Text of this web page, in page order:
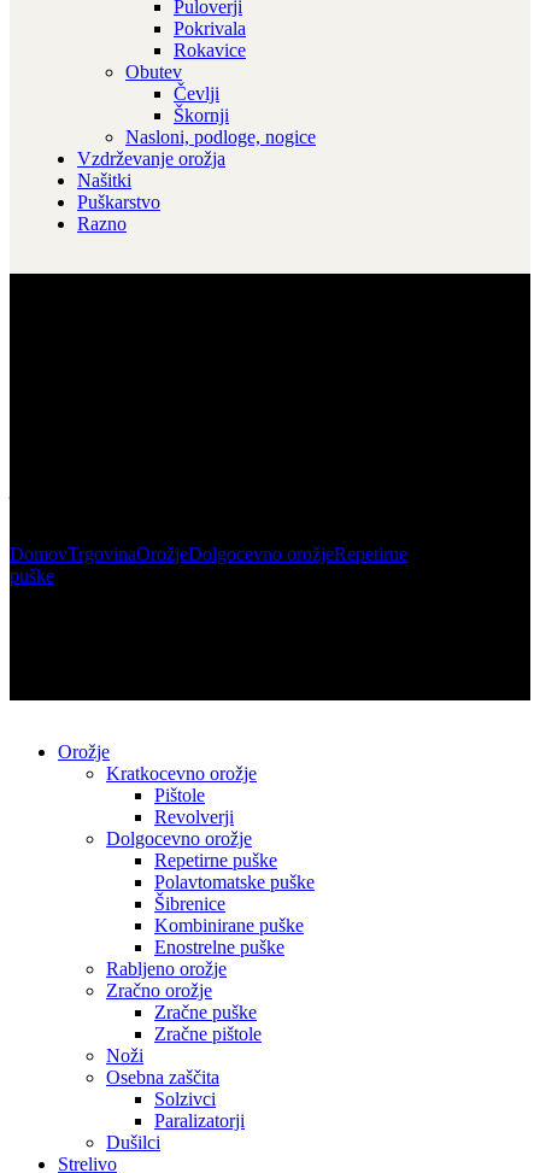
Puloverji
Pokrivala
Rokavice
Obutev
Čevlji
Škornji
Nasloni, podloge, nogice
Vzdrževanje orožja
Našitki
Puškarstvo
Razno
DomovTrgovinaOrožjeDolgocevno orožjeRepetirne
puške
Orožje
Kratkocevno orožje
Pištole
Revolverji
Dolgocevno orožje
Repetirne puške
Polavtomatske puške
Šibrenice
Kombinirane puške
Enostrelne puške
Rabljeno orožje
Zračno orožje
Zračne puške
Zračne pištole
Noži
Osebna zaščita
Solzivci
Paralizatorji
Dušilci
Strelivo